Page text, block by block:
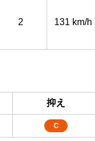
2 131 km/h
抑え
C